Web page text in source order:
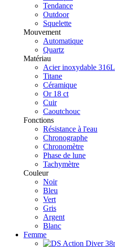
Tendance
Outdoor
Squelette
Mouvement
Automatique
Quartz
Matériau
Acier inoxydable 316L
Titane
Céramique
Or 18 ct
Cuir
Caoutchouc
Fonctions
Résistance à l'eau
Chronographe
Chronomètre
Phase de lune
Tachymètre
Couleur
Noir
Bleu
Vert
Gris
Argent
Blanc
Femme